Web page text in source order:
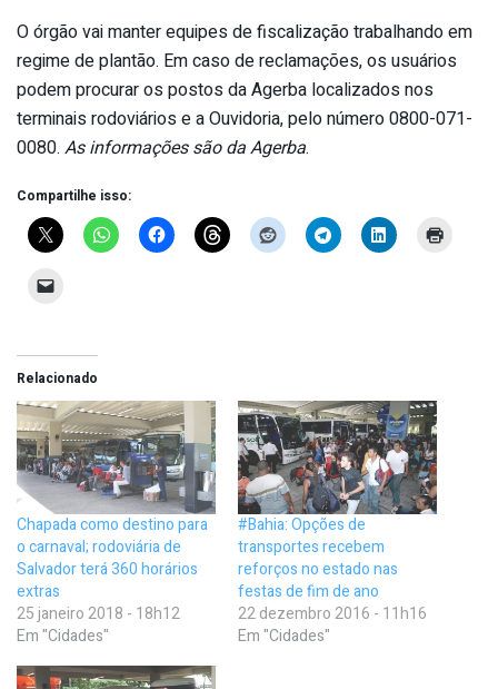
O órgão vai manter equipes de fiscalização trabalhando em
regime de plantão. Em caso de reclamações, os usuários
podem procurar os postos da Agerba localizados nos
terminais rodoviários e a Ouvidoria, pelo número 0800-071-
0080. As informações são da Agerba.
Compartilhe isso:
Relacionado
Chapada como destino para
o carnaval; rodoviária de
Salvador terá 360 horários
extras
25 janeiro 2018 - 18h12
Em "Cidades"
#Bahia: Opções de
transportes recebem
reforços no estado nas
festas de fim de ano
22 dezembro 2016 - 11h16
Em "Cidades"